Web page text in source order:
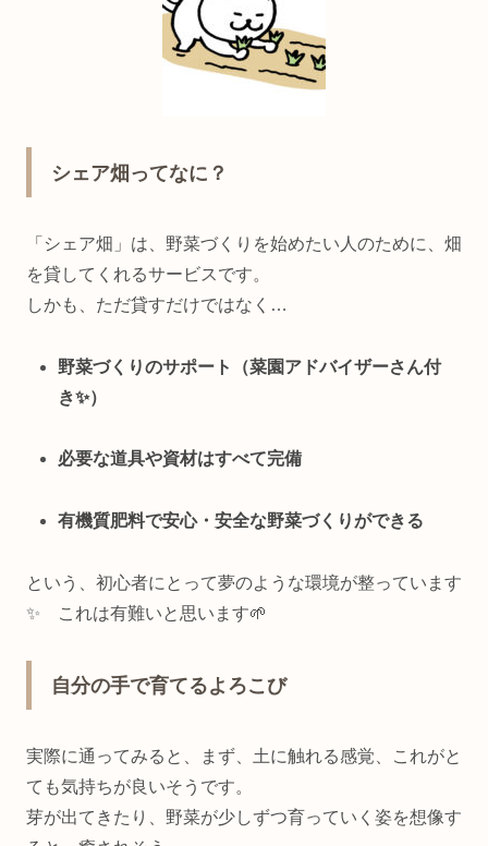
シェア畑ってなに？
「シェア畑」は、野菜づくりを始めたい人のために、畑
を貸してくれるサービスです。
しかも、ただ貸すだけではなく…
野菜づくりのサポート（菜園アドバイザーさん付
き✨）
必要な道具や資材はすべて完備
有機質肥料で安心・安全な野菜づくりができる
という、初心者にとって夢のような環境が整っています
✨ これは有難いと思います🌱
自分の手で育てるよろこび
実際に通ってみると、まず、土に触れる感覚、これがと
ても気持ちが良いそうです。
芽が出てきたり、野菜が少しずつ育っていく姿を想像す